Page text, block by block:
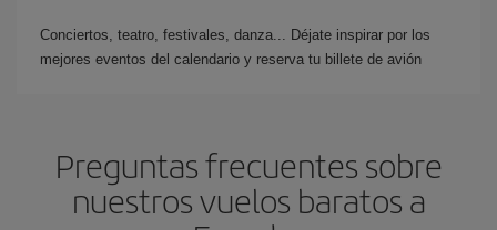
Conciertos, teatro, festivales, danza... Déjate inspirar por los
mejores eventos del calendario y reserva tu billete de avión
Preguntas frecuentes sobre
nuestros vuelos baratos a